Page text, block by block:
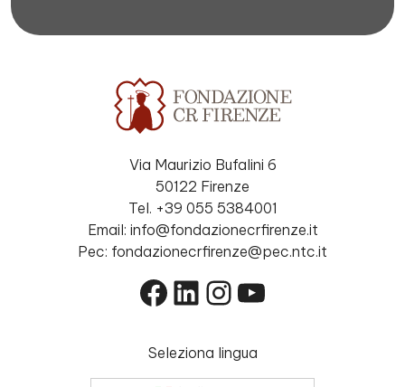
Via Maurizio Bufalini 6
50122 Firenze
Tel. +39 055 5384001
Email: info@fondazionecrfirenze.it
Pec: fondazionecrfirenze@pec.ntc.it
Facebook
LinkedIn
Instagram
YouTube
Seleziona lingua